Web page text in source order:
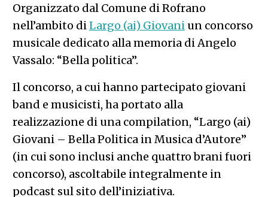
Organizzato dal Comune di Rofrano
nell’ambito diLargo (ai) Giovaniun concorso
musicale dedicato alla memoria di Angelo
Vassalo: “Bella politica”.
Il concorso, a cui hanno partecipato giovani
band e musicisti, ha portato alla
realizzazione di una compilation, “Largo (ai)
Giovani – Bella Politica in Musica d’Autore”
(in cui sono inclusi anche quattro brani fuori
concorso), ascoltabile integralmente in
podcast sul sito dell’iniziativa.